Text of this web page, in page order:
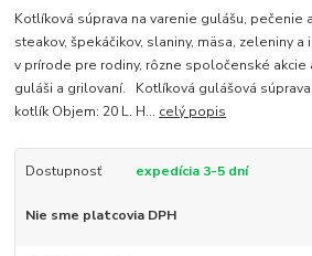
Kotlíková súprava na varenie gulášu, pečenie
steakov, špekáčikov, slaniny, mäsa, zeleniny
v prírode pre rodiny, rôzne spoločenské
guláši a grilovaní. Kotlíková gulášová
kotlík Objem: 20 L. H... celý popis
Dostupnosť expedícia 3-5 dní
Nie sme platcovia DPH